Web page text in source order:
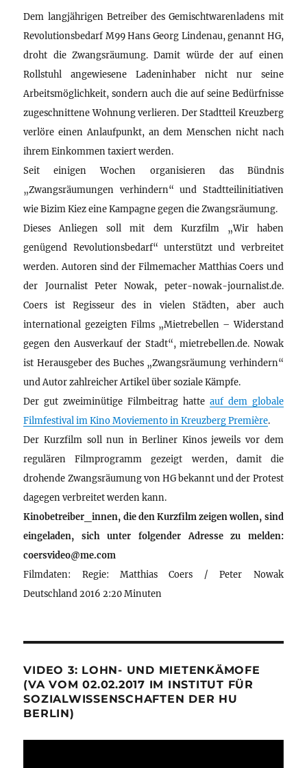
Dem langjährigen Betreiber des Gemischtwarenladens mit
Revolutionsbedarf M99 Hans Georg Lindenau, genannt HG,
droht die Zwangsräumung. Damit würde der auf einen
Rollstuhl angewiesene Ladeninhaber nicht nur seine
Arbeitsmöglichkeit, sondern auch die auf seine Bedürfnisse
zugeschnittene Wohnung verlieren. Der Stadtteil Kreuzberg
verlöre einen Anlaufpunkt, an dem Menschen nicht nach
ihrem Einkommen taxiert werden.
Seit einigen Wochen organisieren das Bündnis
„Zwangsräumungen verhindern“ und Stadtteilinitiativen
wie Bizim Kiez eine Kampagne gegen die Zwangsräumung.
Dieses Anliegen soll mit dem Kurzfilm „Wir haben
genügend Revolutionsbedarf“ unterstützt und verbreitet
werden. Autoren sind der Filmemacher Matthias Coers und
der Journalist Peter Nowak, peter-nowak-journalist.de.
Coers ist Regisseur des in vielen Städten, aber auch
international gezeigten Films „Mietrebellen – Widerstand
gegen den Ausverkauf der Stadt“, mietrebellen.de. Nowak
ist Herausgeber des Buches „Zwangsräumung verhindern“
und Autor zahlreicher Artikel über soziale Kämpfe.
Der gut zweiminütige Filmbeitrag hatte auf dem globale
Filmfestival im Kino Moviemento in Kreuzberg Première.
Der Kurzfilm soll nun in Berliner Kinos jeweils vor dem
regulären Filmprogramm gezeigt werden, damit die
drohende Zwangsräumung von HG bekannt und der Protest
dagegen verbreitet werden kann.
Kinobetreiber_innen, die den Kurzfilm zeigen wollen, sind
eingeladen, sich unter folgender Adresse zu melden:
coersvideo@me.com
Filmdaten: Regie: Matthias Coers / Peter Nowak
Deutschland 2016 2:20 Minuten
VIDEO 3: LOHN- UND MIETENKÄMOFE
(VA VOM 02.02.2017 IM INSTITUT FÜR
SOZIALWISSENSCHAFTEN DER HU
BERLIN)